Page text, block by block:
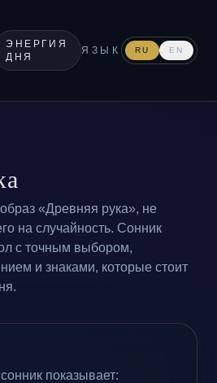
ЭНЕРГИЯ
ДНЯ
ЯЗЫК RU EN
«Древняя рука», не
на случайность. Сонник
с точным выбором,
и знаками, которые стоит
показывает: